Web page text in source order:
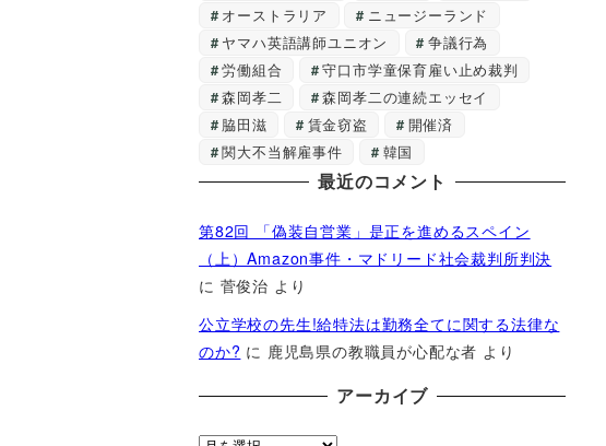
オーストラリア
ニュージーランド
ヤマハ英語講師ユニオン
争議行為
労働組合
守口市学童保育雇い止め裁判
森岡孝二
森岡孝二の連続エッセイ
脇田滋
賃金窃盗
開催済
関大不当解雇事件
韓国
最近のコメント
第82回 「偽装自営業」是正を進めるスペイン
（上）Amazon事件・マドリード社会裁判所判決
に 菅俊治 より
公立学校の先生!給特法は勤務全てに関する法律な
のか? に 鹿児島県の教職員が心配な者 より
アーカイブ